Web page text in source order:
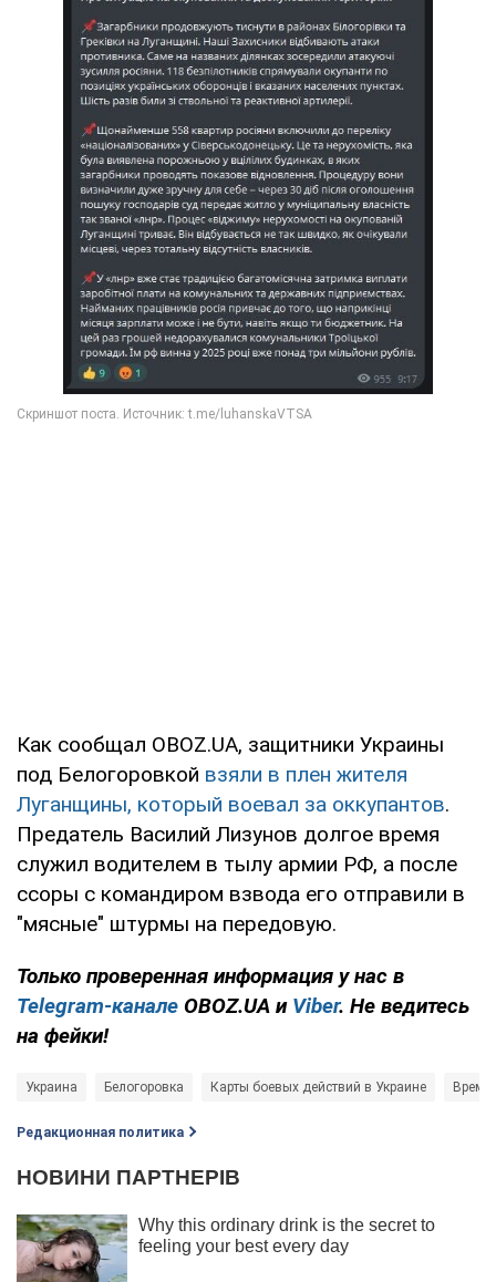
Как сообщал OBOZ.UA, защитники Украины
под Белогоровкой взяли в плен жителя
Луганщины, который воевал за оккупантов.
Предатель Василий Лизунов долгое время
служил водителем в тылу армии РФ, а после
ссоры с командиром взвода его отправили в
"мясные" штурмы на передовую.
Только проверенная информация у нас в
Telegram-канале OBOZ.UA и Viber. Не ведитесь
на фейки!
Украина Белогоровка Карты боевых действий в Украине
Редакционная политика